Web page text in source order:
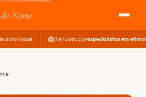
Nome
autoridade Revisado porespecialistas em